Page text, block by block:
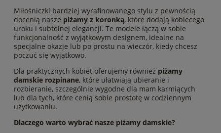
Miłośniczki bardziej wyrafinowanego stylu z pewnością
docenią nasze piżamy z koronką, które dodają kobiecego
uroku i subtelnej elegancji. Te modele łączą w sobie
funkcjonalność z wyjątkowym designem, idealne na
specjalne okazje lub po prostu na wieczór, kiedy chcesz
poczuć się wyjątkowo.
Dla praktycznych kobiet oferujemy również piżamy
damskie rozpinane, które ułatwiają ubieranie i
rozbieranie, szczególnie wygodne dla mam karmiących
lub dla tych, które cenią sobie prostotę w codziennym
użytkowaniu.
Dlaczego warto wybrać nasze piżamy damskie?